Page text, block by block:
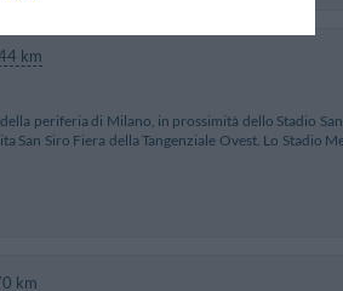
km
periferia di Milano, in prossimità dello Stadio San
Siro Fiera della Tangenziale Ovest. Lo Stadio
km